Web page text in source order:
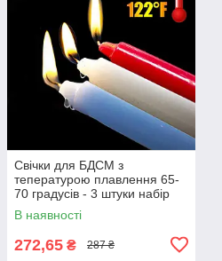
Свічки для БДСМ з
тепературою плавлення 65-
70 градусів - 3 штуки набір
В наявності
272,65 ₴ 287 ₴